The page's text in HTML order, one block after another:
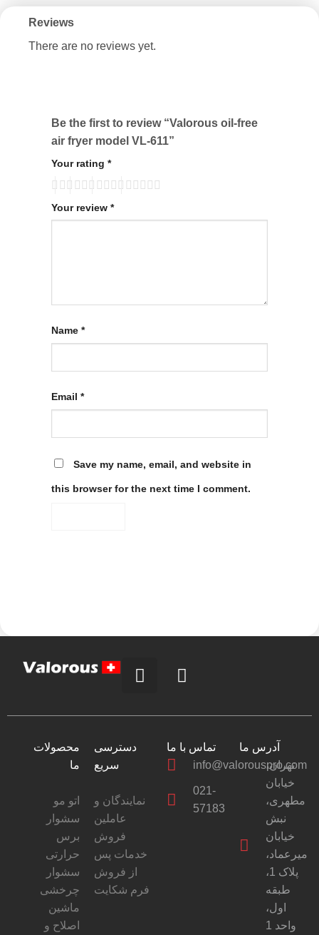
Reviews
There are no reviews yet.
Be the first to review “Valorous oil-free
air fryer model VL-611”
Your rating *
Your review *
Name *
Email *
Save my name, email, and website in
this browser for the next time I comment.
محصولات
ما
اتو مو
سشوار
برس
حرارتی
سشوار
چرخشی
ماشین
اصلاح و
دسترسی
سریع
نمایندگان و
عاملین
فروش
خدمات پس
از فروش
فرم شکایت
تماس با ما
info@valorouspro.com
021-
57183
آدرس ما
تهران،
خیابان
مطهری،
نبش
خیابان
میرعماد،
پلاک 1،
طبقه
اول،
واحد 1